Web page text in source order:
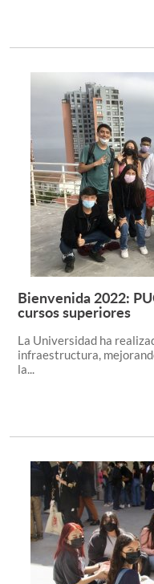
Bienvenida 2022:
cursos superiores
La Universidad ha
infraestructura,
la...